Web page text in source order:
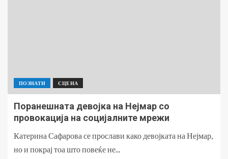
ПОЗНАТИ СЦЕНА
Поранешната девојка на Нејмар со
провокација на социјалните мрежи
Катерина Сафарова се прослави како девојката на Нејмар,
но и покрај тоа што повеќе не...